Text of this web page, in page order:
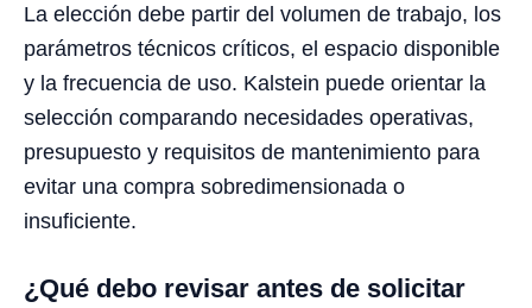
La elección debe partir del volumen de trabajo, los
parámetros técnicos críticos, el espacio disponible
y la frecuencia de uso. Kalstein puede orientar la
selección comparando necesidades operativas,
presupuesto y requisitos de mantenimiento para
evitar una compra sobredimensionada o
insuficiente.
¿Qué debo revisar antes de solicitar